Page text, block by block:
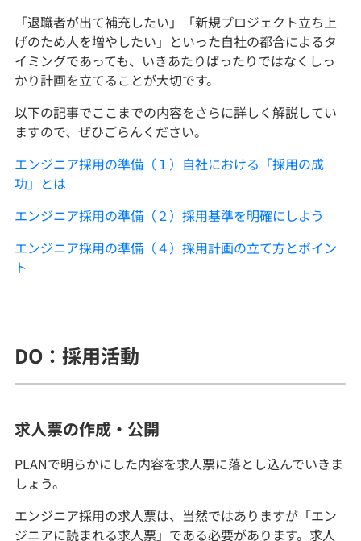
「退職者が出て補充したい」「新規プロジェクト立ち上
げのため人を増やしたい」といった自社の都合によるタ
イミングであっても、いきあたりばったりではなくしっ
かり計画を立てることが大切です。
以下の記事でここまでの内容をさらに詳しく解説してい
ますので、ぜひごらんください。
エンジニア採用の準備（１）自社における「採用の成
功」とは
エンジニア採用の準備（２）採用基準を明確にしよう
エンジニア採用の準備（４）採用計画の立て方とポイン
ト
DO：採用活動
求人票の作成・公開
PLANで明らかにした内容を求人票に落とし込んでいきま
しょう。
エンジニア採用の求人票は、当然ではありますが「エン
ジニアに読まれる求人票」である必要があります。求人